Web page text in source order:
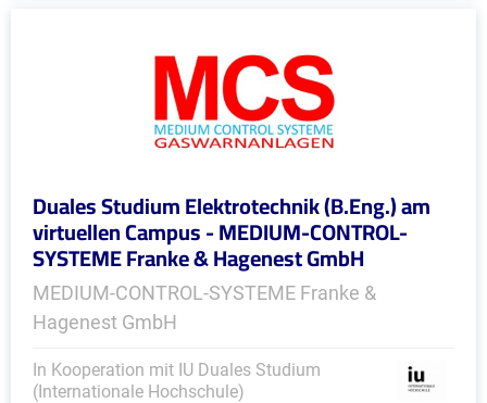
Duales Studium Elektrotechnik (B.Eng.) am
virtuellen Campus - MEDIUM-CONTROL-
SYSTEME Franke & Hagenest GmbH
MEDIUM-CONTROL-SYSTEME Franke &
Hagenest GmbH
In Kooperation mit IU Duales Studium
(Internationale Hochschule)